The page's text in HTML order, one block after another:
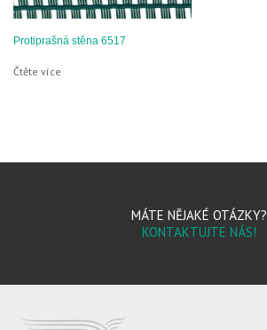
Protiprašná stěna 6517
Čtěte více
MÁTE NĚJAKÉ OTÁZKY?
KONTAKTUJTE NÁS!